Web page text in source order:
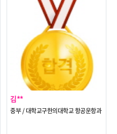
김**
중부 / 대학교구한의대학교 항공운항과